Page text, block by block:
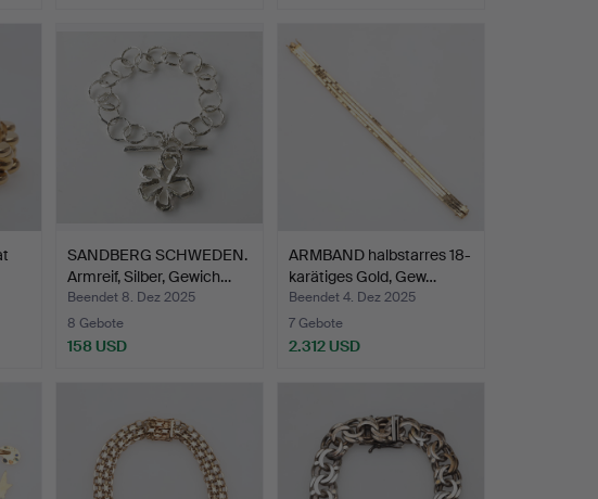
SANDBERG SCHWEDEN.
Armreif, Silber, Gewich…
Beendet 8. Dez 2025
8 Gebote
158 USD
ARMBAND halbstarres 18-
karätiges Gold, Gew…
Beendet 4. Dez 2025
7 Gebote
2.312 USD